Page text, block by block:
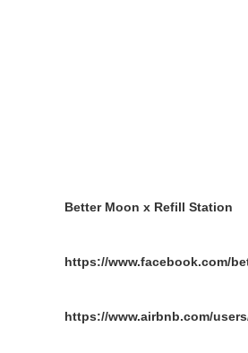
Better Moon x Refill Station
https://www.facebook.com/
https://www.airbnb.com/